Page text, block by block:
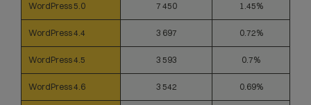
WordPress 5.0 7 450 1.45%
WordPress 4.4 3 697 0.72%
WordPress 4.5 3 593 0.7%
WordPress 4.6 3 542 0.69%